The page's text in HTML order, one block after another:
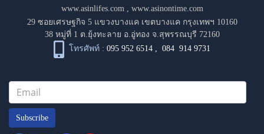
www.asinlifes.com
www.asinontime.com
29 ซอยเศรษฐกิจ 5 แขวงบางแค เขตบางแค กรุงเทพฯ 10160
38 หมู่ที่ 1 ต.ยุ้งทะลาย อ.อู่ทอง จ.สุพรรณบุรี 72160
โทรศัพท์ : 095 952 6514 ,084 914 9731
Subscribe